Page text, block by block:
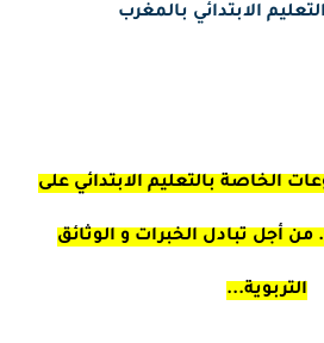
الابتدائي بالمغرب
الخاصة بالتعليم الابتدائي على
أجل تبادل الخبرات و الوثائق
التربوية...